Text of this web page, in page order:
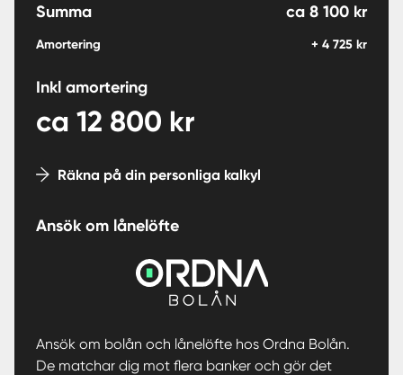
Summa ca 8 100 kr
Amortering + 4 725 kr
Inkl amortering
ca 12 800 kr
Räkna på din personliga kalkyl
Ansök om lånelöfte
Ansök om bolån och lånelöfte hos Ordna Bolån.
De matchar dig mot flera banker och gör det